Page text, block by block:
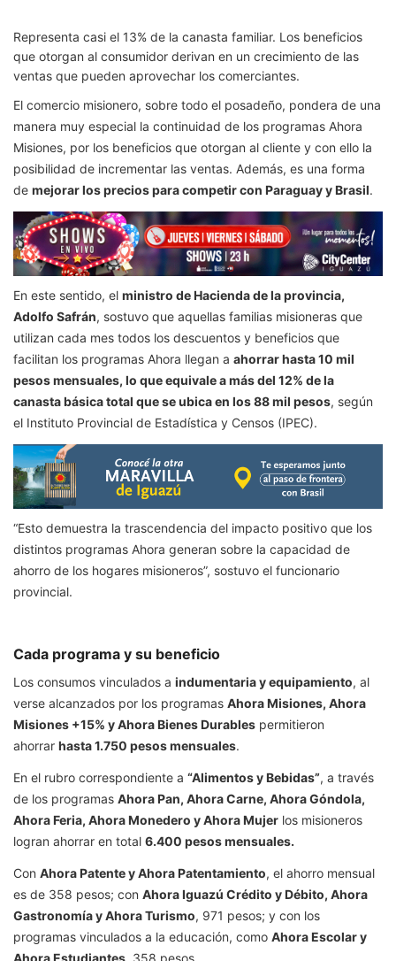
Representa casi el 13% de la canasta familiar. Los beneficios
que otorgan al consumidor derivan en un crecimiento de las
ventas que pueden aprovechar los comerciantes.
El comercio misionero, sobre todo el posadeño, pondera de una
manera muy especial la continuidad de los programas Ahora
Misiones, por los beneficios que otorgan al cliente y con ello la
posibilidad de incrementar las ventas. Además, es una forma
de mejorar los precios para competir con Paraguay y Brasil.
En este sentido, el ministro de Hacienda de la provincia,
Adolfo Safrán, sostuvo que aquellas familias misioneras que
utilizan cada mes todos los descuentos y beneficios que
facilitan los programas Ahora llegan a ahorrar hasta 10 mil
pesos mensuales, lo que equivale a más del 12% de la
canasta básica total que se ubica en los 88 mil pesos, según
el Instituto Provincial de Estadística y Censos (IPEC).
“Esto demuestra la trascendencia del impacto positivo que los
distintos programas Ahora generan sobre la capacidad de
ahorro de los hogares misioneros”, sostuvo el funcionario
provincial.
Cada programa y su beneficio
Los consumos vinculados a indumentaria y equipamiento, al
verse alcanzados por los programas Ahora Misiones, Ahora
Misiones +15% y Ahora Bienes Durables permitieron
ahorrar hasta 1.750 pesos mensuales.
En el rubro correspondiente a “Alimentos y Bebidas”, a través
de los programas Ahora Pan, Ahora Carne, Ahora Góndola,
Ahora Feria, Ahora Monedero y Ahora Mujer los misioneros
logran ahorrar en total 6.400 pesos mensuales.
Con Ahora Patente y Ahora Patentamiento, el ahorro mensual
es de 358 pesos; con Ahora Iguazú Crédito y Débito, Ahora
Gastronomía y Ahora Turismo, 971 pesos; y con los
programas vinculados a la educación, como Ahora Escolar y
Ahora Estudiantes , 358 pesos.